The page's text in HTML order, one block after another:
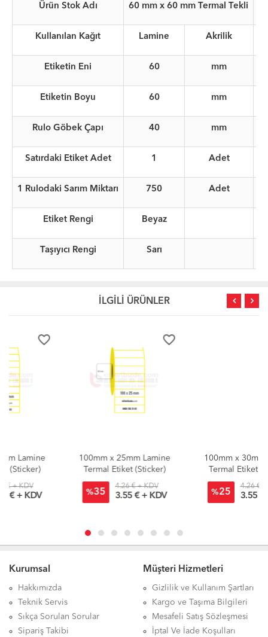
Ürün Stok Adı 60 mm x 60 mm Termal Tekli
Kullanılan Kağıt Lamine Akrilik
Etiketin Eni 60 mm
Etiketin Boyu 60 mm
Rulo Göbek Çapı 40 mm
Satırdaki Etiket Adet 1 Adet
1 Rulodaki Sarım Miktarı 750 Adet
Etiket Rengi Beyaz
Taşıyıcı Rengi Sarı
İLGİLİ ÜRÜNLER
100mm x 25mm Lamine
Termal Etiket (Sticker)
%35
4.26 € + KDV
3.55 € + KDV
100mm x 30mm Lamine
Termal Etiket (Sticker)
%25
4.26 € + KDV
3.55 € + KDV
Kurumsal
Hakkımızda
Teknik Servis
Sıkça Sorulan Sorular
Sipariş Takibi
Müşteri Hizmetleri
Gizlilik ve Kullanım Şartları
Kargo ve Taşıma Bilgileri
Mesafeli Satış Sözleşmesi
İptal Ve İade Koşulları